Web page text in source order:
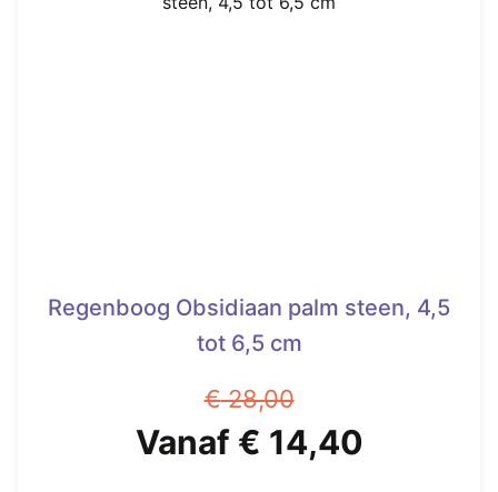
Regenboog Obsidiaan palm steen, 4,5
tot 6,5 cm
€28,00
Oorspronkelijke
Vanaf € 14,40